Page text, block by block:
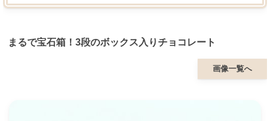
まるで宝石箱！3段のボックス入りチョコレート
画像一覧へ